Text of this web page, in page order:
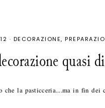
· DECORAZIONE
quasi
la pasticceria....ma in fin dei